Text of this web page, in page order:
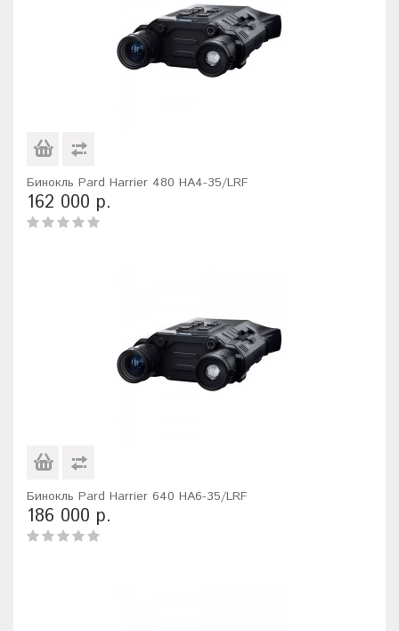
Бинокль Pard Harrier 480 HA4-35/LRF
162 000 р.
Бинокль Pard Harrier 640 HA6-35/LRF
186 000 р.